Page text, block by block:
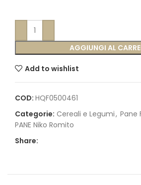
AGGIUNGI AL
Add to wishlist
COD: HQF0500461
Categorie: Cereali e Legumi, Pane
PANE Niko Romito
Share: